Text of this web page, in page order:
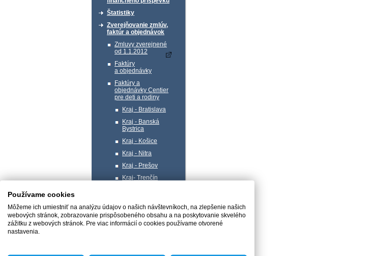
Štatistiky
Zverejňovanie zmlúv,
faktúr a objednávok
Zmluvy zverejnené
od 1.1.2012
Faktúry
a objednávky
Faktúry a
objednávky Centier
pre deti a rodiny
Kraj - Bratislava
Kraj - Banská
Bystrica
Kraj - Košice
Kraj - Nitra
Kraj - Prešov
Kraj- Trenčín
Profil verejného
obstarávateľa
Používame cookies
Môžeme ich umiestniť na analýzu údajov o našich návštevníkoch, na zlepšenie našich
webových stránok, zobrazovanie prispôsobeného obsahu a na poskytovanie skvelého
zážitku z webových stránok. Pre viac informácií o cookies používame otvorené
nastavenia.